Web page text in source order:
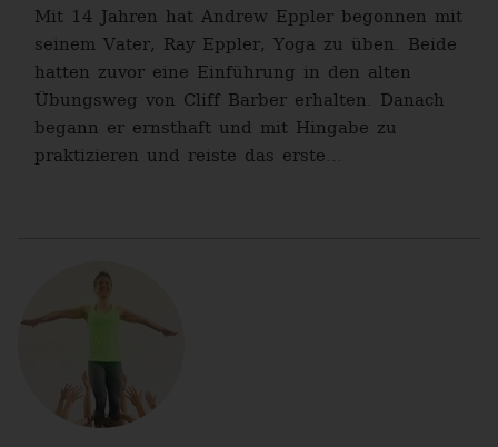
Mit 14 Jahren hat Andrew Eppler begonnen mit
seinem Vater, Ray Eppler, Yoga zu üben. Beide
hatten zuvor eine Einführung in den alten
Übungsweg von Cliff Barber erhalten. Danach
begann er ernsthaft und mit Hingabe zu
praktizieren und reiste das erste...